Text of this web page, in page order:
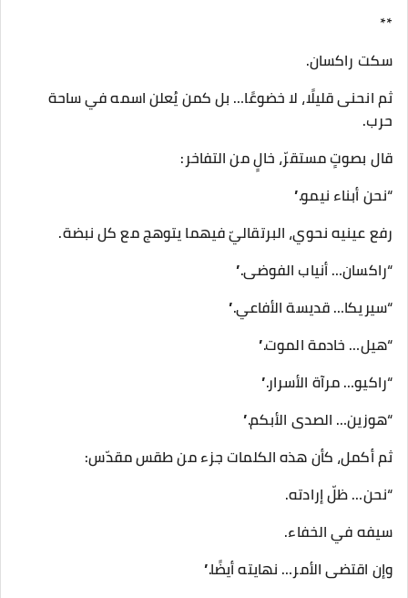
**
سكت راكسان.
ثم انحنى قليلًا، لا خضوعًا… بل كمن يُعلن اسمه في ساحة
حرب.
قال بصوتٍ مستقرّ، خالٍ من التفاخر:
“نحن أبناء نيمو.”
رفع عينيه نحوي، البرتقاليّ فيهما يتوهج مع كل نبضة.
“راكسان… أنياب الفوضى.”
“سيريكا… قديسة الأفاعي.”
“هيل… خادمة الموت.”
“راكيو… مرآة الأسرار.”
“هوزين… الصدى الأبكم.”
ثم أكمل، كأن هذه الكلمات جزء من طقس مقدّس:
“نحن… ظلّ إرادته.
سيفه في الخفاء.
وإن اقتضى الأمر… نهايته أيضًا.”